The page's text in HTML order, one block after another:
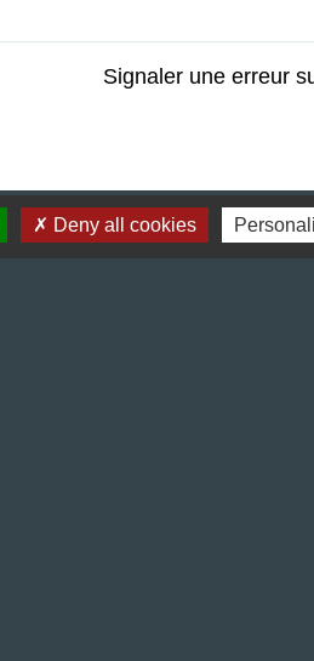
Signaler une erreur
Deny all cookies